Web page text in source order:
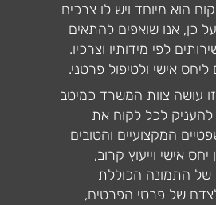
הוא מיוחד ויש לו צרכים
כן, אנו שואפים להתאים
לפי מידותיו וצרכיו.
ליחס אישי ולטיפול פרטני.
עושה צוות המשרד כמיטב
להעניק לכל לקוח את
המקצועיים והטובים
אישי וייעוץ קרוב,
התמונה הכוללת
של פרטי הפרטים,